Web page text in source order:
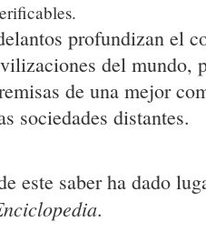
profundizan el
del mundo,
de una mejor
sociedades distantes.
este saber ha dado
.